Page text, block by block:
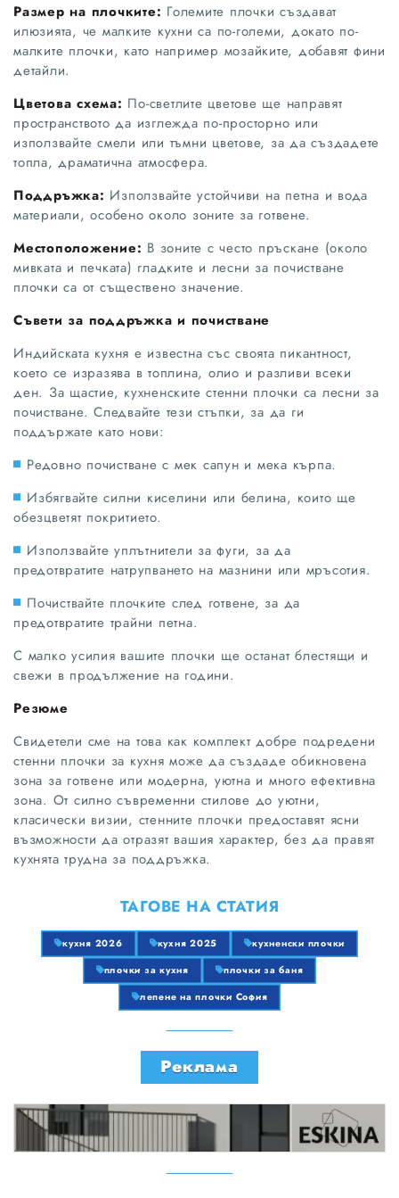
Размер на плочките: Големите плочки създават
илюзията, че малките кухни са по-големи, докато по-
малките плочки, като например мозайките, добавят фини
детайли.
Цветова схема: По-светлите цветове ще направят
пространството да изглежда по-просторно или
използвайте смели или тъмни цветове, за да създадете
топла, драматична атмосфера.
Поддръжка: Използвайте устойчиви на петна и вода
материали, особено около зоните за готвене.
Местоположение: В зоните с често пръскане (около
мивката и печката) гладките и лесни за почистване
плочки са от съществено значение.
Съвети за поддръжка и почистване
Индийската кухня е известна със своята пикантност,
което се изразява в топлина, олио и разливи всеки
ден. За щастие, кухненските стенни плочки са лесни за
почистване. Следвайте тези стъпки, за да ги
поддържате като нови:
Редовно почистване с мек сапун и мека кърпа.
Избягвайте силни киселини или белина, които ще
обезцветят покритието.
Използвайте уплътнители за фуги, за да
предотвратите натрупването на мазнини или мръсотия.
Почиствайте плочките след готвене, за да
предотвратите трайни петна.
С малко усилия вашите плочки ще останат блестящи и
свежи в продължение на години.
Резюме
Свидетели сме на това как комплект добре подредени
стенни плочки за кухня може да създаде обикновена
зона за готвене или модерна, уютна и много ефективна
зона. От силно съвременни стилове до уютни,
класически визии, стенните плочки предоставят ясни
възможности да отразят вашия характер, без да правят
кухнята трудна за поддръжка.
ТАГОВЕ НА СТАТИЯ
кухня 2026 кухня 2025
кухненски плочки
плочки за кухня
плочки за баня
лепене на плочки София
Реклама